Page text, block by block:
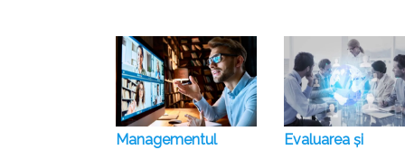
Managementul Evaluarea și